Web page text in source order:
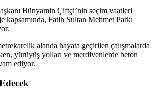
Bünyamin Çiftçi’nin seçim vaatleri
kapsamında, Fatih Sultan Mehmet Parkı
alanda hayata geçirilen çalışmalarda
yürüyüş yolları ve merdivenlerde beton
ediyor.